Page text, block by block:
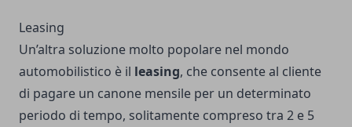
Leasing
Un’altra soluzione molto popolare nel mondo
automobilistico è il leasing, che consente al cliente
di pagare un canone mensile per un determinato
periodo di tempo, solitamente compreso tra 2 e 5